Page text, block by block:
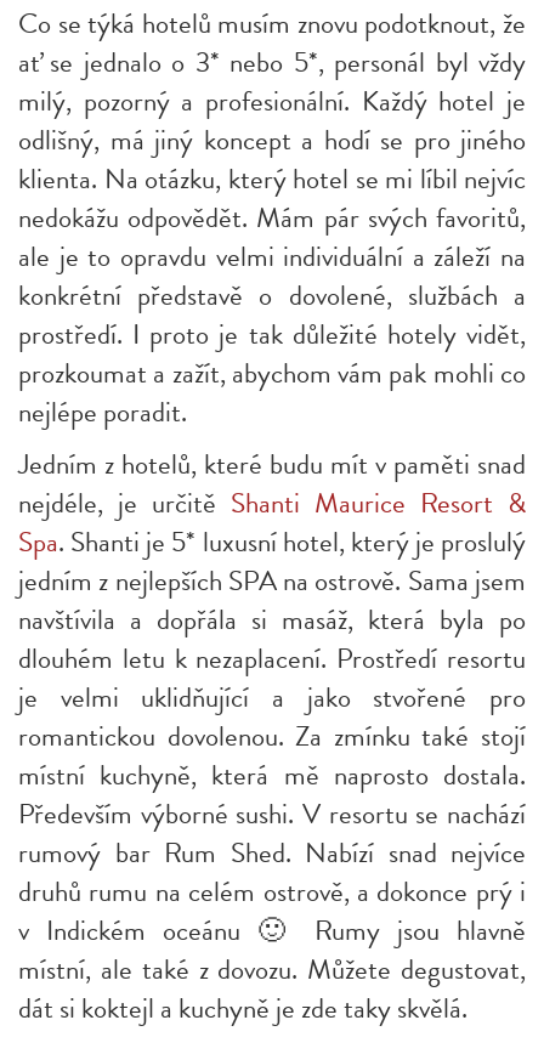
Co se týká hotelů musím znovu podotknout, že
ať se jednalo o 3* nebo 5*, personál byl vždy
milý, pozorný a profesionální. Každý hotel je
odlišný, má jiný koncept a hodí se pro jiného
klienta. Na otázku, který hotel se mi líbil nejvíc
nedokážu odpovědět. Mám pár svých favoritů,
ale je to opravdu velmi individuální a záleží na
konkrétní představě o dovolené, službách a
prostředí. I proto je tak důležité hotely vidět,
prozkoumat a zažít, abychom vám pak mohli co
nejlépe poradit.
Jedním z hotelů, které budu mít v paměti snad
nejdéle, je určitě Shanti Maurice Resort &
Spa. Shanti je 5* luxusní hotel, který je proslulý
jedním z nejlepších SPA na ostrově. Sama jsem
navštívila a dopřála si masáž, která byla po
dlouhém letu k nezaplacení. Prostředí resortu
je velmi uklidňující a jako stvořené pro
romantickou dovolenou. Za zmínku také stojí
místní kuchyně, která mě naprosto dostala.
Především výborné sushi. V resortu se nachází
rumový bar Rum Shed. Nabízí snad nejvíce
druhů rumu na celém ostrově, a dokonce prý i
v Indickém oceánu 🙂 Rumy jsou hlavně
místní, ale také z dovozu. Můžete degustovat,
dát si koktejl a kuchyně je zde taky skvělá.